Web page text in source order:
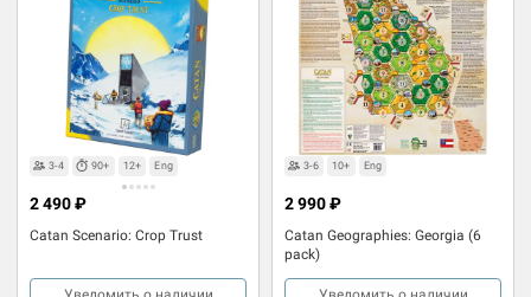
3-4 90+ 12+ Eng
Catan Scenario: Crop Trust
2 490 ₽
3-6 10+ Eng
Catan Geographies: Georgia (6
pack)
2 990 ₽